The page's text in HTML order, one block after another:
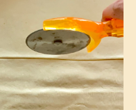
momento
e marmellata
perfette
per